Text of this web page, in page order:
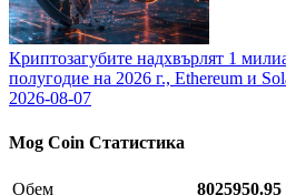
Криптозагубите надхвърлят 1
полугодие на 2026 г., Ethereum и
2026-08-07
Mog Coin Статистика
Обем 8025950.95